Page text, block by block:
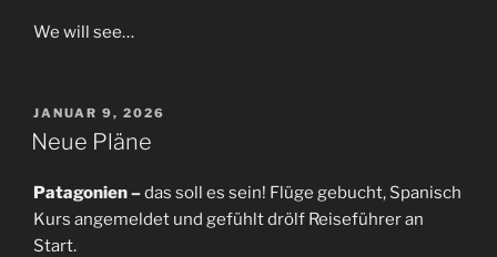
We will see…
VERÖFFENTLICHT
AM
JANUAR 9, 2026
Neue Pläne
Patagonien –das soll es sein! Flüge gebucht, Spanisch
Kurs angemeldet und gefühlt drölf Reiseführer an
Start.